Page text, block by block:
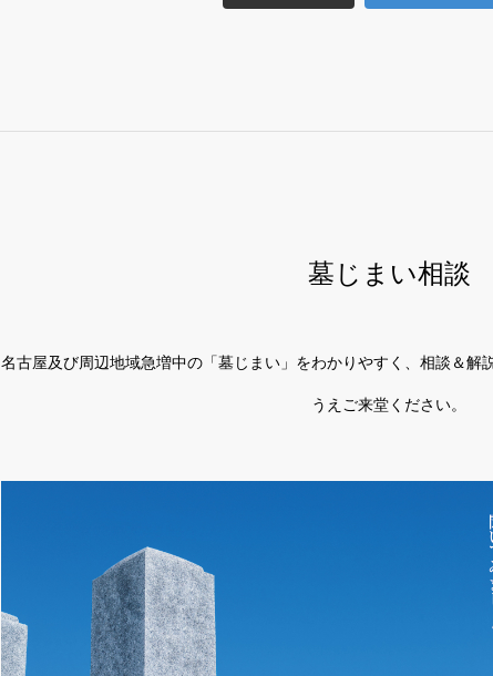
墓じまい相談
名古屋及び周辺地域急増中の「墓じまい」をわかりやすく、相談＆解
うえご来堂ください。